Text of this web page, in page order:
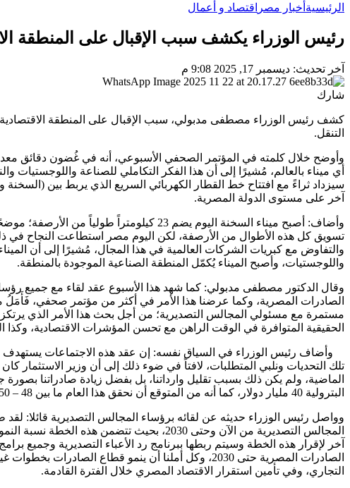
الرئيسية أخبار مصر اقتصاد و أعمال
رئيس الوزراء يكشف سبب الإقبال على المنطقة
آخر تحديث: ديسمبر 17, 2025 9:08 م
شارك
كشف رئيس الوزراء مصطفى مدبولي، سبب الإقبال على المنطقة
التنقل.
وأوضح خلال كلمته في المؤتمر الصحفي الأسبوعي، أنه في غُضون دقائق
أي ميناء بالعالم، مُشيرًا إلى أن هذا الفكر التكاملي للصناعة واللوجستيات
سيزداد ثراءً مع افتتاح خط القطار الكهربائي السريع الذي يربط بين
آخر على مستوى الدولة المصرية.
وأضاف: أصبح ميناء السخنة اليوم يضم 23
تسويق كل هذه الأطوال من الأرصفة، لكن اليوم مصر استطاعت النجاح في
والتفاوض مع كبريات الشركات العالمية في هذا المجال، مُشيرًا إلى أن
واللوجستيات، وأصبح الميناء يُكمّل المنطقة الصناعية الموجودة بالمنطقة.
وقال الدكتور مصطفى مدبولي: كما شهد هذا الأسبوع عقد لقاء مع جميع
الصادرات المصرية، وكما عرضنا هذا الأمر في أكثر من مؤتمر صحفي،
مستمرة مع مسئولي المجالس التصديرية؛ من أجل بحث هذا الأمر الذي
الحقيقية المتوافرة في الوقت الراهن مع تحسن المؤشرات الاقتصادية، وكذا
وأضاف رئيس الوزراء في السياق نفسه: إن عقد هذه الاجتماعات يستهدف
تلك التحديات ونلبي المتطلبات، لافتاً في ضوء ذلك إلى أن وزير
البترولية 40 مليار دولار، كما أنه من المتوقع أن نحقق هذا العام ما بين 48 – 50 مليار دولار، أي بنسبة نمو لا تقل عن 20%.
وواصل رئيس الوزراء حديثه عن لقائه برؤساء المجالس التصديرية قائلا:
المجالس التصديرية من الآن وحتى 2030، بحيث
آخر لإقرار هذه الخطة وسيتم ربطها ببرنامج رد الأعباء التصديرية وجميع
الصادرات المصرية حتى 2030، وكل أملنا أن ينمو قطاع
التجاري، وفي تأمين استقرار الاقتصاد المصري خلال الفترة القادمة.